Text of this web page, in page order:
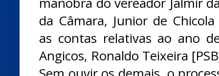
da Câmara, Junior de
as contas relativas ao ano
Angicos, Ronaldo Teixeira